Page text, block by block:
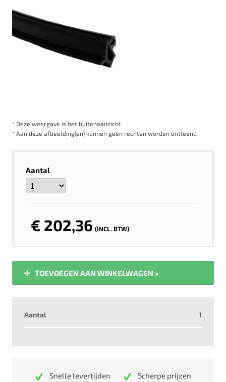
* Deze weergave is het buitenaanzicht.
* Aan deze afbeelding(en) kunnen geen rechten worden ontleend
Aantal
€ 202,36 (INCL. BTW)
TOEVOEGEN AAN WINKELWAGEN »
Aantal 1
Snelle levertijden Scherpe prijzen